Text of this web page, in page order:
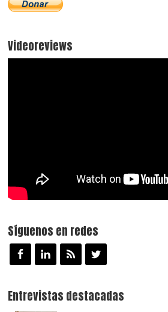
Videoreviews
Síguenos en redes
Entrevistas destacadas